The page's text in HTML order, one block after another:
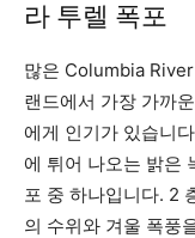
라 투렐 폭포
많은 Columbia
랜드에서 가장 가까
에게 인기가 있습니
에 튀어 나오는 밝은
포 중 하나입니다. 2
의 수위와 겨울 폭풍